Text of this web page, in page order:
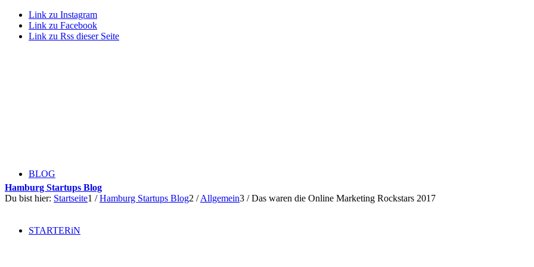
Link zu Instagram
Link zu Facebook
Link zu Rss dieser Seite
BLOG
STARTERiN
Hamburg Startups Blog
Du bist hier: Startseite1 / Hamburg Startups Blog2 / Allgemein3 / Das waren die Online Marketing Rockstars 2017